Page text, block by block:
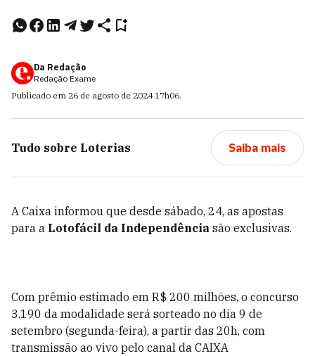
Da Redação
Redação Exame
Publicado em 26 de agosto de 2024 17h06.
Tudo sobre Loterias Saiba mais
A Caixa informou que desde sábado, 24, as apostas
para a Lotofácil da Independência são exclusivas.
Com prêmio estimado em R$ 200 milhões, o concurso
3.190 da modalidade será sorteado no dia 9 de
setembro (segunda-feira), a partir das 20h, com
transmissão ao vivo pelo canal da CAIXA